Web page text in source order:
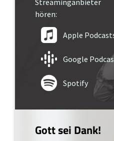
hören:
Apple
Google
Spotify
Gott sei Dank!